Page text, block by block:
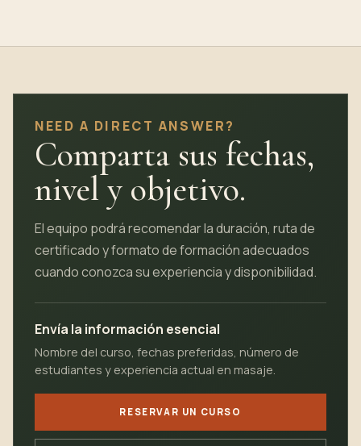
NEED A DIRECT ANSWER?
Comparta sus fechas,
nivel y objetivo.
El equipo podrá recomendar la duración, ruta de
certificado y formato de formación adecuados
cuando conozca su experiencia y disponibilidad.
Envía la información esencial
Nombre del curso, fechas preferidas, número de
estudiantes y experiencia actual en masaje.
RESERVAR UN CURSO